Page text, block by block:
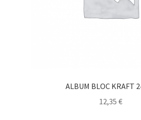
ALBUM BLOC KRAFT
12,35 €